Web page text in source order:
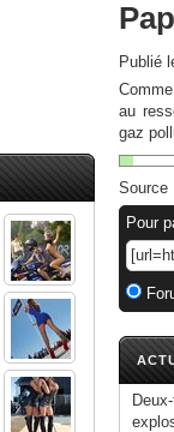
Publié
au
gaz
Source
Pour